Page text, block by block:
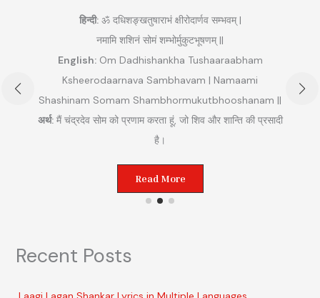
हिन्दी:ॐ दधिशङ्खतुषाराभं क्षीरोदार्णव सम्भवम् |
नमामि शशिनं सोमं शम्भोर्मुकुटभूषणम् ||
English:Om Dadhishankha Tushaaraabham
Ksheerodaarnava Sambhavam | Namaami
Shashinam Somam Shambhormukutbhooshanam ||
अर्थ:मैं चंद्रदेव सोम को प्रणाम करता हूं, जो शिव और शान्ति की प्रसादी
है।
Read More
Recent Posts